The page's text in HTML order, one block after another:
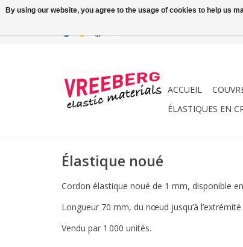
ACCUEIL
ÉLASTIQUES EN
Élastique noué
Cordon élastique noué de 1 mm, disponible
Longueur 70 mm, du nœud jusqu’à
Vendu par 1 000 unités.
By using our website, you agree to the usage of cookies to help us